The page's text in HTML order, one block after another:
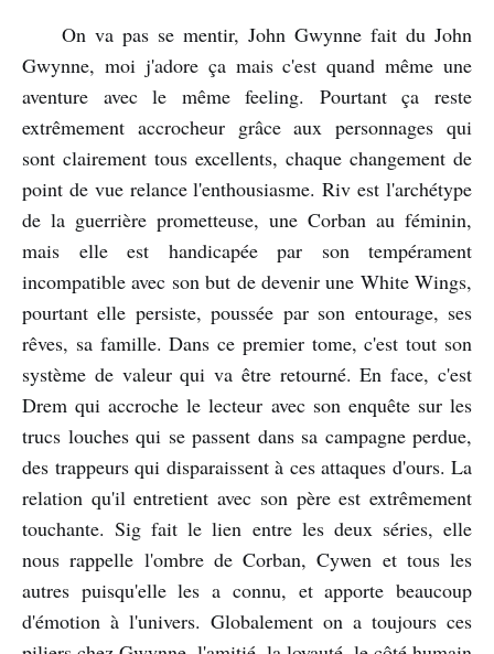
On va pas se mentir, John Gwynne fait du John
Gwynne, moi j'adore ça mais c'est quand même une
aventure avec le même feeling. Pourtant ça reste
extrêmement accrocheur grâce aux personnages qui
sont clairement tous excellents, chaque changement de
point de vue relance l'enthousiasme. Riv est l'archétype
de la guerrière prometteuse, une Corban au féminin,
mais elle est handicapée par son tempérament
incompatible avec son but de devenir une White Wings,
pourtant elle persiste, poussée par son entourage, ses
rêves, sa famille. Dans ce premier tome, c'est tout son
système de valeur qui va être retourné. En face, c'est
Drem qui accroche le lecteur avec son enquête sur les
trucs louches qui se passent dans sa campagne perdue,
des trappeurs qui disparaissent à ces attaques d'ours. La
relation qu'il entretient avec son père est extrêmement
touchante. Sig fait le lien entre les deux séries, elle
nous rappelle l'ombre de Corban, Cywen et tous les
autres puisqu'elle les a connu, et apporte beaucoup
d'émotion à l'univers. Globalement on a toujours ces